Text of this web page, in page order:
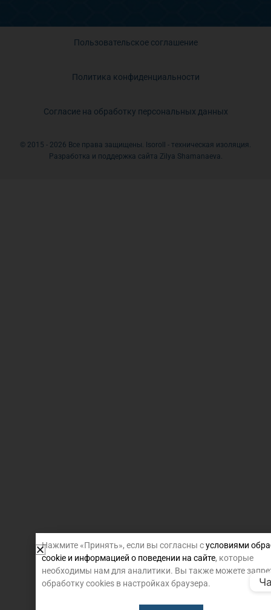
Пользовательское соглашение
Политика конфиденциальности
Согласие на обработку персональных данных
© 2015 - 2026 Все права защищены. Isoroll - техническая изоляция.
Разработка и поддержка сайта Zilya Shamanaeva.
Нажмите «Принять», если вы согласны сусловиями
cookie и информацией о поведении на сайте, которые
необходимы нам для аналитики. Вы также можете
обработку cookies в настройках браузера.